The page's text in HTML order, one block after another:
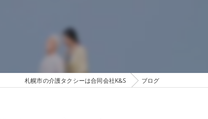
札幌市の介護タクシーは合同会社K&S ブログ